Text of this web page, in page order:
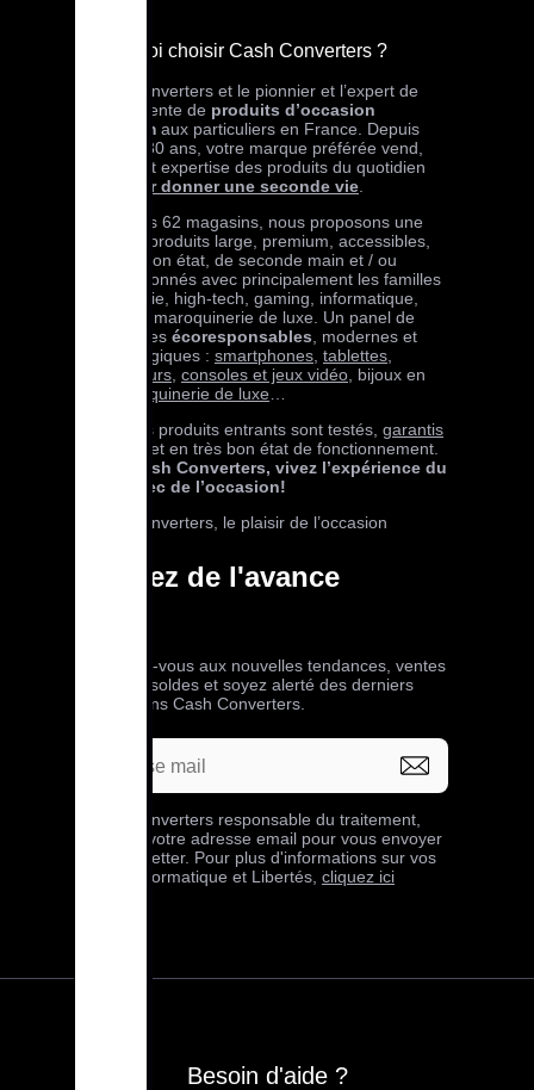
Pourquoi choisir Cash Converters ?
Cash Converters et le pionnier et l’expert de
l’achat-vente de produits d’occasion
premium aux particuliers en France. Depuis
plus de 30 ans, votre marque préférée vend,
achète et expertise des produits du quotidien
leur donner une seconde vie.
Dans nos 62 magasins, nous proposons une
offre de produits large, premium, accessibles,
en très bon état, de seconde main et / ou
reconditionnés avec principalement les familles
téléphonie, high-tech, gaming, informatique,
bijoux et maroquinerie de luxe. Un panel de
références écoresponsables, modernes et
technologiques : smartphones, tablettes,
ordinateurs, consoles et jeux vidéo, bijoux en
maroquinerie de luxe…
Tous nos produits entrants sont testés, garantis
et en très bon état de fonctionnement.
Avec Cash Converters, vivez l’expérience du
neuf avec de l’occasion!
Cash Converters, le plaisir de l’occasion
Prenez de l'avance
Abonnez-vous aux nouvelles tendances, ventes
privées, soldes et soyez alerté des derniers
bons plans Cash Converters.
Cash Converters responsable du traitement,
collecte votre adresse email pour vous envoyer
sa newsletter. Pour plus d'informations sur vos
droits Informatique et Libertés, cliquez ici
Besoin d'aide ?